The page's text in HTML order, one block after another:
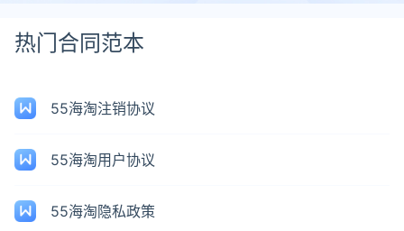
热门合同范本
55海淘注销协议
55海淘用户协议
55海淘隐私政策